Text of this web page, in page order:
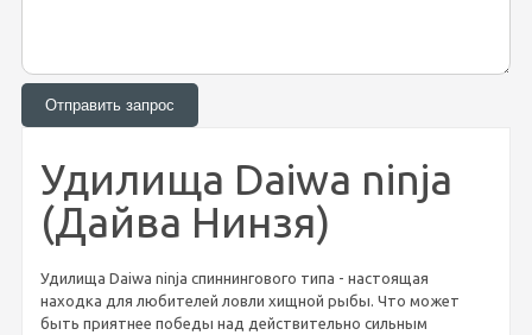
Удилища Daiwa ninja
(Дайва Нинзя)
Удилища Daiwa ninja спиннингового типа - настоящая
находка для любителей ловли хищной рыбы. Что может
быть приятнее победы над действительно сильным